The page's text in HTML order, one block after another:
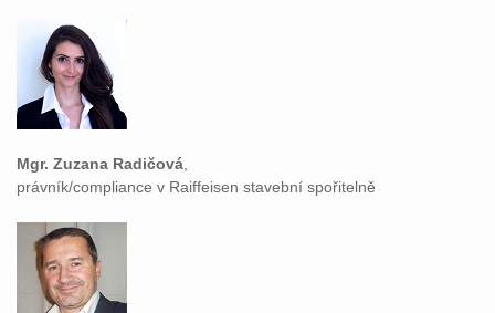
Mgr. Zuzana Radičová
právník/compliance v Raiffeisen stavební spořitelně